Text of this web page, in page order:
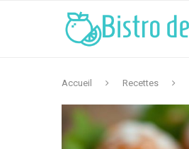
Accueil Recettes